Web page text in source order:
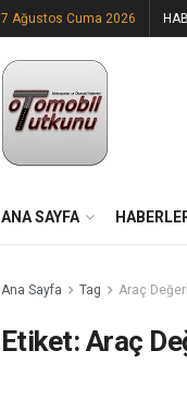
7 Ağustos Cuma 2026
ANA SAYFA
Ana Sayfa Tag Araç
Etiket: Araç